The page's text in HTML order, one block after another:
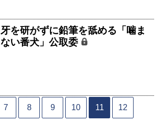
牙を研がずに鉛筆を舐める「噛ま
ない番犬」公取委
7 8 9 10 11 12